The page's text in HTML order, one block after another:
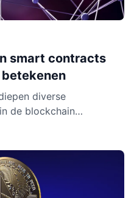
smart contracts
diverse
de blockchain
zoals BlockLab uit